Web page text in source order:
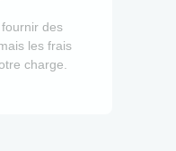
des
les frais
charge.